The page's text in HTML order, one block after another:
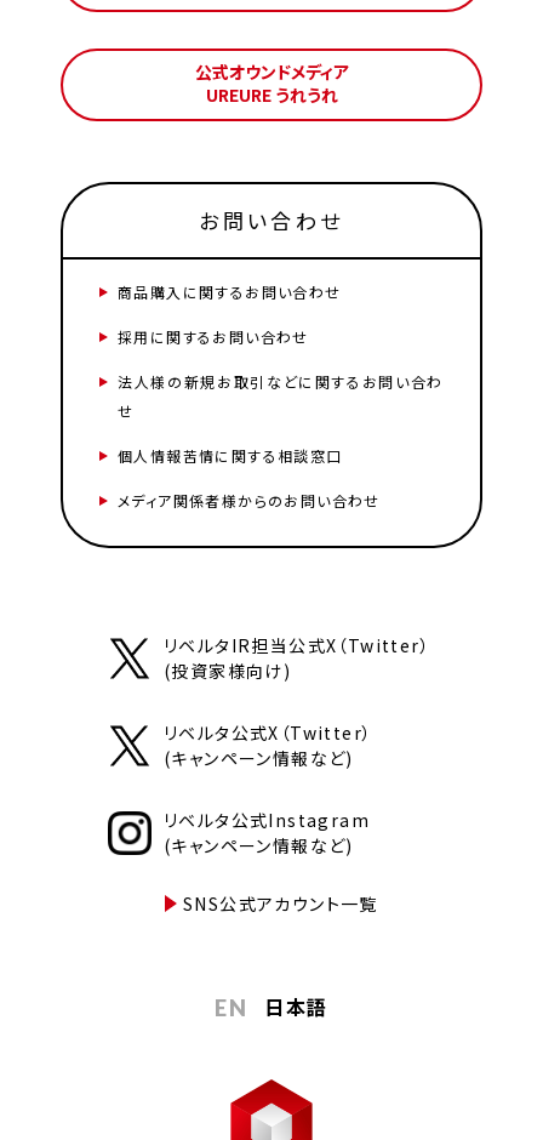
公式オウンドメディア
UREURE うれうれ
お問い合わせ
商品購入に関するお問い合わせ
採用に関するお問い合わせ
法人様の新規お取引などに関するお問い合わ
せ
個人情報苦情に関する相談窓口
メディア関係者様からのお問い合わせ
リベルタIR担当公式X（Twitter）
(投資家様向け)
リベルタ公式X（Twitter）
(キャンペーン情報など)
リベルタ公式Instagram
(キャンペーン情報など)
SNS公式アカウント一覧
EN 日本語